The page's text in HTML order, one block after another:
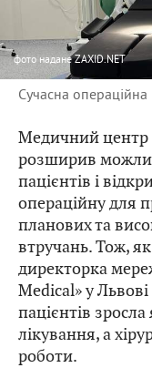
фото надане ZAXID.NET
Сучасна
Медичний центр
розширив
пацієнтів і
операційну для
планових та
втручань. Тож,
директорка
Medical» у Львові
пацієнтів зросла
лікування, а
роботи.